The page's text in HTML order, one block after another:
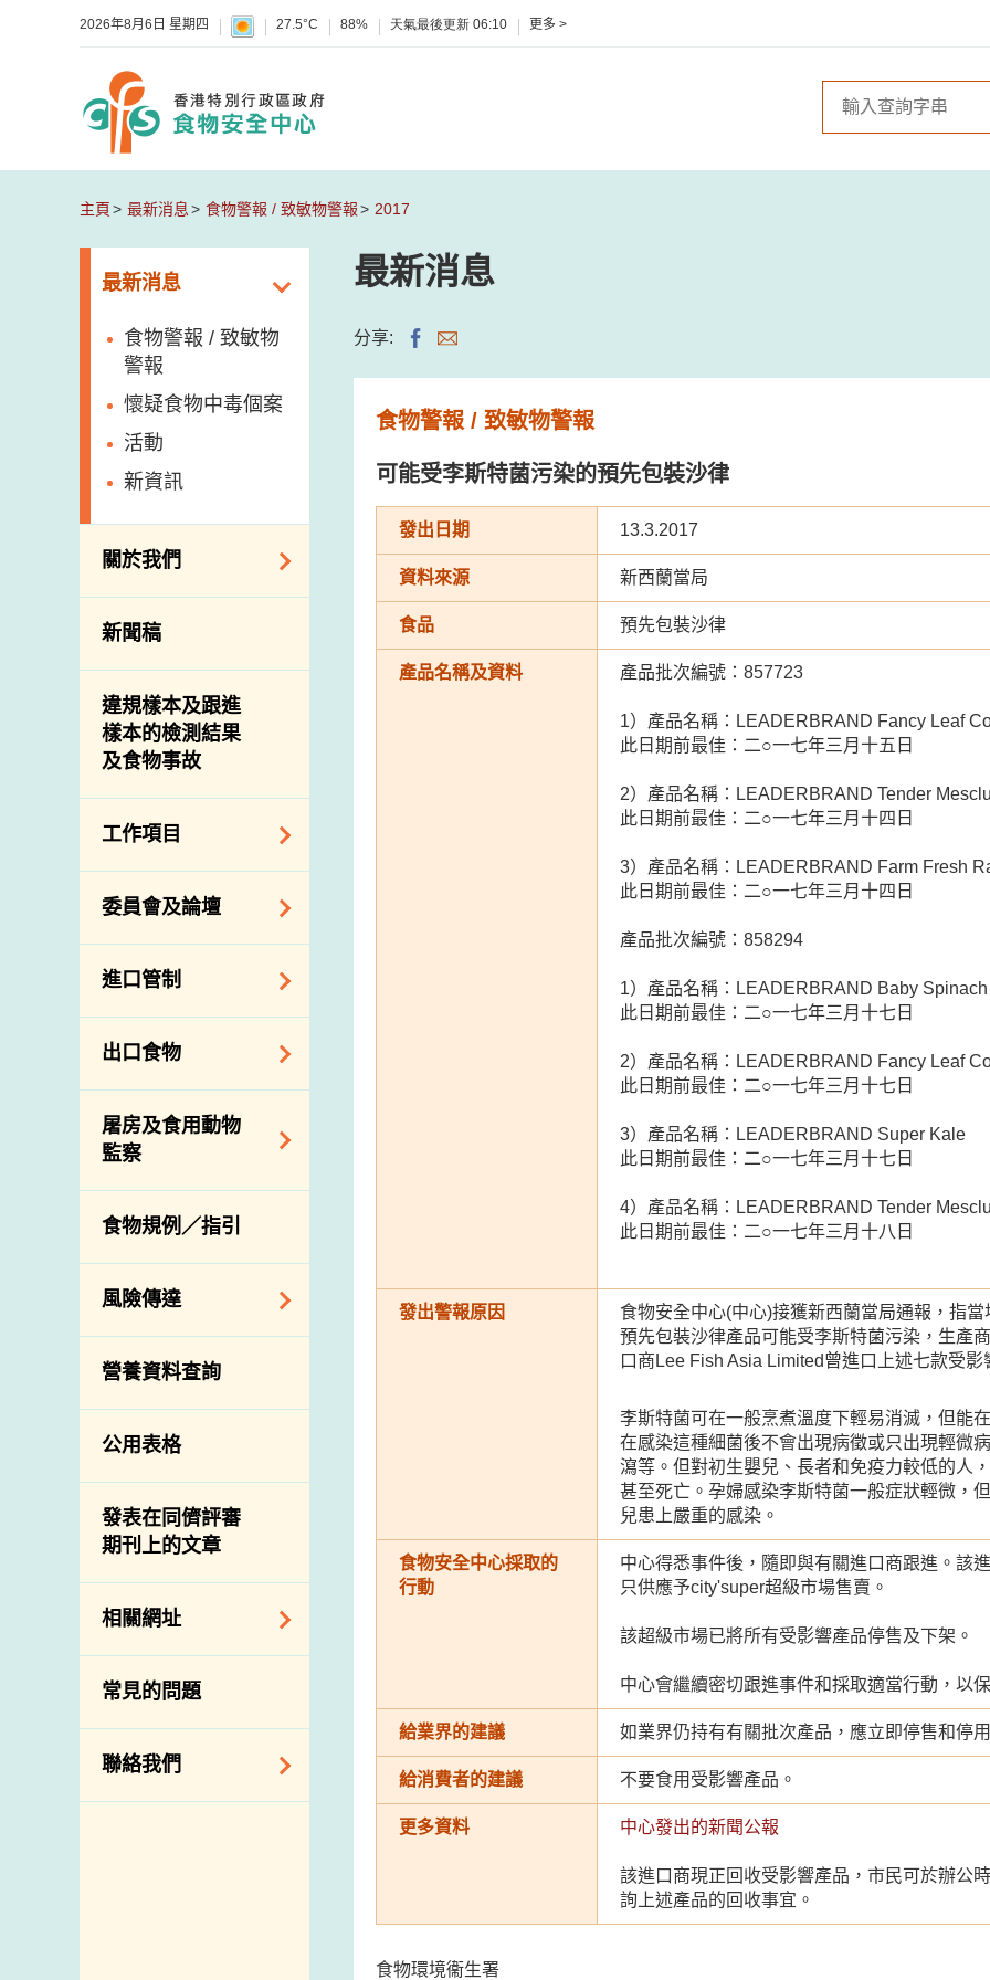
2026年8月6日 星期四 27.5°C 88% 天氣最後更新 06:10 更多 >
主頁 最新消息 食物警報 / 致敏物警報 2017
最新消息
食物警報 / 致敏物
警報
懷疑食物中毒個案
活動
新資訊
關於我們
組織結構
介紹短片
新聞稿
違規樣本及跟進
樣本的檢測結果
及食物事故
工作項目
降低膳食中的鈉和
糖
食物安全重點控制
系統
基因改造食物
資料
食物安全之風險評
估
食物事故應變及管
理
食物消費量調查
總膳食研究
有機食物
高風險食物
抗菌素耐藥性
委員會及論壇
食物安全專家委員
會
消費者聯繫小組
進口管制
食物進口商和食物
分銷商登記制度
絡內地有關當局
進口食物管制
口檢驗
出口食物
出口驗證
出口食物往內地
出口商及業界的消
息
屠房及食用動物
監察
規管農業化學物及
獸醫藥物在食用動
物上的使用
屠房及疾病監測
宰前檢驗
宰後檢驗
結果
屠房及肉類檢驗
食物規例／指引
風險傳達
主題項目
項目及活動
資訊平台
下載
公開比賽
營養資料查詢
公用表格
發表在同儕評審
期刊上的文章
相關網址
相關政府部門／機
構
常見的問題
聯絡我們
最新消息
分享:
食物警報 / 致敏物警報
可能受李斯特菌污染的預先包裝沙律
發出日期 13.3.2017
資料來源 新西蘭當局
食品 預先包裝沙律
產品名稱及資料 產品批次編號：857723
1）產品名稱：LEADERBRAND Fancy Leaf
此日期前最佳：二○一七年三月十五日
2）產品名稱：LEADERBRAND Tender
此日期前最佳：二○一七年三月十四日
3）產品名稱：LEADERBRAND Farm Fresh
此日期前最佳：二○一七年三月十四日
產品批次編號：858294
1）產品名稱：LEADERBRAND Baby Spinach
此日期前最佳：二○一七年三月十七日
2）產品名稱：LEADERBRAND Fancy Leaf
此日期前最佳：二○一七年三月十七日
3）產品名稱：LEADERBRAND Super Kale
此日期前最佳：二○一七年三月十七日
4）產品名稱：LEADERBRAND Tender
此日期前最佳：二○一七年三月十八日
發出警報原因
食物安全中心(中心)接獲新西蘭當局通報，指
預先包裝沙律產品可能受李斯特菌污染，生產
口商Lee Fish Asia Limited曾進口上述七款受影
李斯特菌可在一般烹煮溫度下輕易消滅，但能
在感染這種細菌後不會出現病徵或只出現輕微
瀉等。但對初生嬰兒、長者和免疫力較低的人
甚至死亡。孕婦感染李斯特菌一般症狀輕微，
兒患上嚴重的感染。
食物安全中心採取的
行動
中心得悉事件後，隨即與有關進口商跟進。該
只供應予city'super超級市場售賣。
該超級市場已將所有受影響產品停售及下架。
中心會繼續密切跟進事件和採取適當行動，以
給業界的建議 如業界仍持有有關批次產品，應立即停售和停用
給消費者的建議 不要食用受影響產品。
更多資料 中心發出的新聞公報
該進口商現正回收受影響產品，市民可於辦公
詢上述產品的回收事宜。
食物環境衞生署